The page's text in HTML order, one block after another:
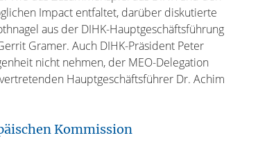
Impact entfaltet, darüber diskutierte
aus der DIHK-Hauptgeschäftsführung
Gramer. Auch DIHK-Präsident Peter
nicht nehmen, der MEO-Delegation
Hauptgeschäftsführer Dr. Achim
Kommission